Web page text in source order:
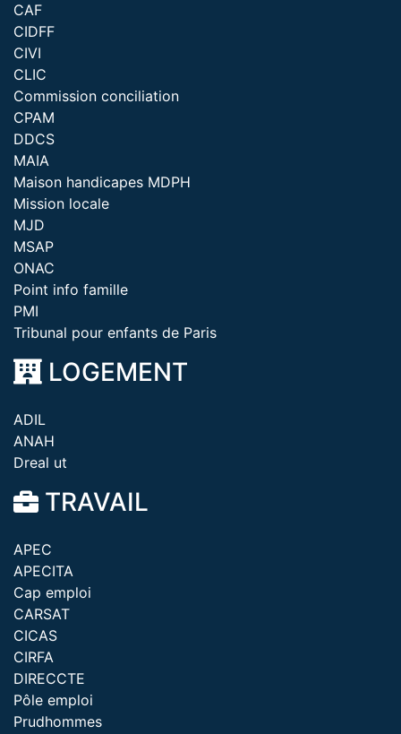
CAF
CIDFF
CIVI
CLIC
Commission conciliation
CPAM
DDCS
MAIA
Maison handicapes MDPH
Mission locale
MJD
MSAP
ONAC
Point info famille
PMI
Tribunal pour enfants de Paris
LOGEMENT
ADIL
ANAH
Dreal ut
TRAVAIL
APEC
APECITA
Cap emploi
CARSAT
CICAS
CIRFA
DIRECCTE
Pôle emploi
Prudhommes